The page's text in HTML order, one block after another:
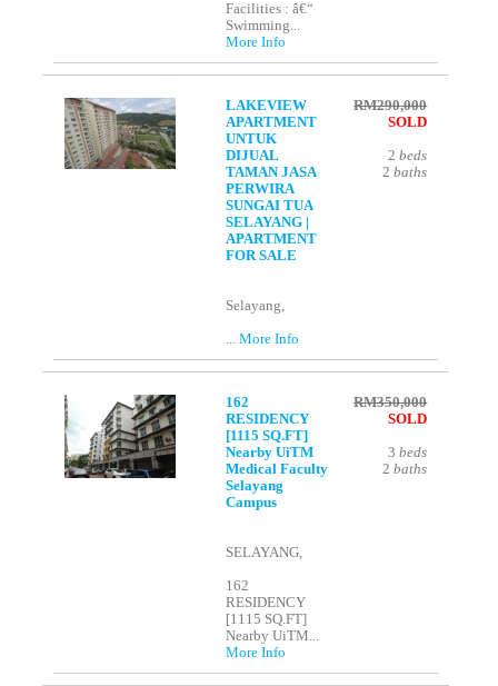
Facilities : â€“
Swimming...
More Info
LAKEVIEW
APARTMENT
UNTUK
DIJUAL
TAMAN JASA
PERWIRA
SUNGAI TUA
SELAYANG |
APARTMENT
FOR SALE
Selayang,
...More Info
RM290,000
SOLD
2 beds
2 baths
162
RESIDENCY
[1115 SQ.FT]
Nearby UiTM
Medical Faculty
Selayang
Campus
SELAYANG,
162
RESIDENCY
[1115 SQ.FT]
Nearby UiTM...
More Info
RM350,000
SOLD
3 beds
2 baths